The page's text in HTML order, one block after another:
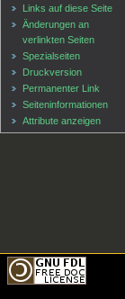
Links auf diese Seite
Änderungen an
verlinkten Seiten
Spezialseiten
Druckversion
Permanenter Link
Seiten­informationen
Attribute anzeigen